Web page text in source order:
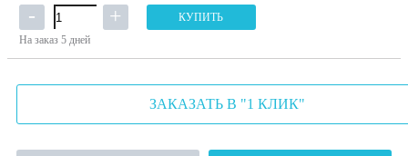
КУПИТЬ
На заказ 5 дней
ЗАКАЗАТЬ В "1 КЛИК"